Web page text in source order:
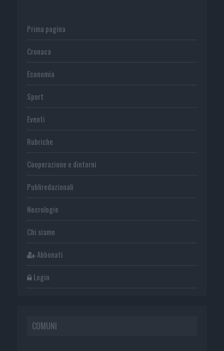
Prima pagina
Cronaca
Economia
Sport
Eventi
Rubriche
Cooperazione e dintorni
Publiredazionali
Necrologie
Chi siamo
Abbonati
Login
COMUNI